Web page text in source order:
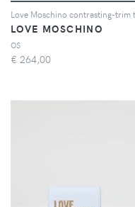
LOVE MOSCHINO
OS
€ 264,00